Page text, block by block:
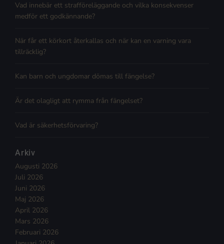
Vad innebär ett strafföreläggande och vilka konsekvenser
medför ett godkännande?
När får ett körkort återkallas och när kan en varning vara
tillräcklig?
Kan barn och ungdomar dömas till fängelse?
Är det olagligt att rymma från fängelset?
Vad är säkerhetsförvaring?
Arkiv
Augusti 2026
Juli 2026
Juni 2026
Maj 2026
April 2026
Mars 2026
Februari 2026